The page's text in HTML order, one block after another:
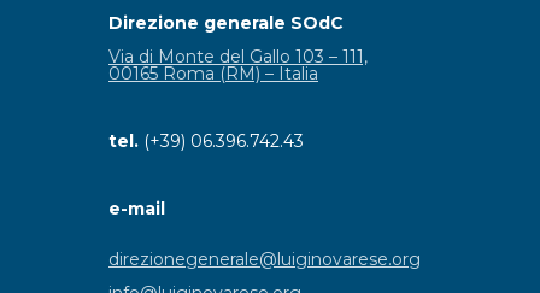
Direzione generale SOdC
Via di Monte del Gallo 103 – 111,
00165 Roma (RM) – Italia
tel. (+39) 06.396.742.43
e-mail
direzionegenerale@luiginovarese.org